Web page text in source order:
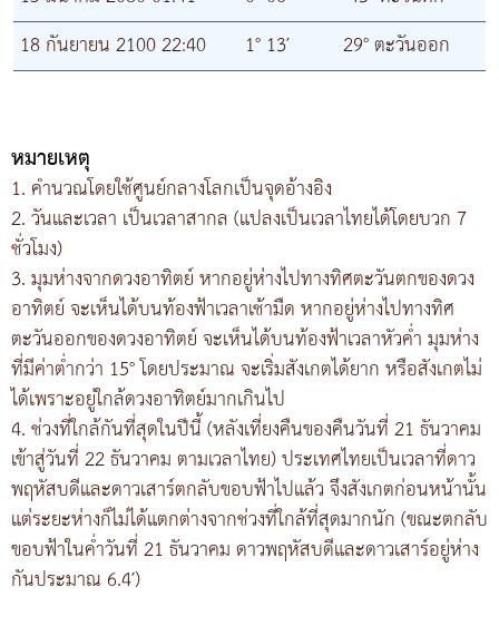
18 กันยายน 2100 22:40
1° 13′ 29° ตะวันออก
หมายเหตุ
1. คำนวณโดยใช้ศูนย์กลางโลกเป็นจุดอ้างอิง
2. วันและเวลา เป็นเวลาสากล (แปลงเป็นเวลาไทยได้โดยบวก 7
ชั่วโมง)
3. มุมห่างจากดวงอาทิตย์ หากอยู่ห่างไปทางทิศตะวันตกของดวง
อาทิตย์ จะเห็นได้บนท้องฟ้าเวลาเช้ามืด หากอยู่ห่างไปทางทิศ
ตะวันออกของดวงอาทิตย์ จะเห็นได้บนท้องฟ้าเวลาหัวค่ำ มุมห่าง
ที่มีค่าต่ำกว่า 15° โดยประมาณ จะเริ่มสังเกตได้ยาก หรือสังเกตไม่
ได้เพราะอยู่ใกล้ดวงอาทิตย์มากเกินไป
4. ช่วงที่ใกล้กันที่สุดในปีนี้ (หลังเที่ยงคืนของคืนวันที่ 21 ธันวาคม
เข้าสู่วันที่ 22 ธันวาคม ตามเวลาไทย) ประเทศไทยเป็นเวลาที่ดาว
พฤหัสบดีและดาวเสาร์ตกลับขอบฟ้าไปแล้ว จึงสังเกตก่อนหน้านั้น
แต่ระยะห่างก็ไม่ได้แตกต่างจากช่วงที่ใกล้ที่สุดมากนัก (ขณะตกลับ
ขอบฟ้าในค่ำวันที่ 21 ธันวาคม ดาวพฤหัสบดีและดาวเสาร์อยู่ห่าง
กันประมาณ 6.4′)